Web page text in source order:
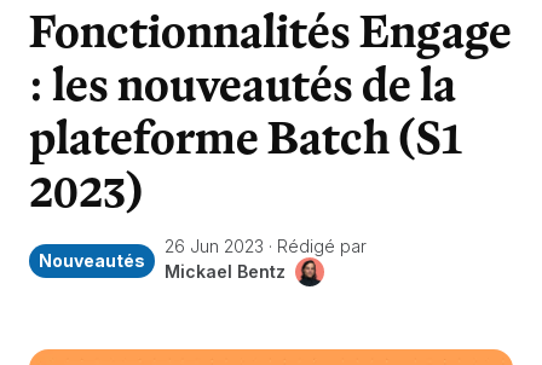
Fonctionnalités Engage
: les nouveautés de la
plateforme Batch (S1
2023)
Nouveautés
26 Jun 2023 · Rédigé par
Mickael Bentz